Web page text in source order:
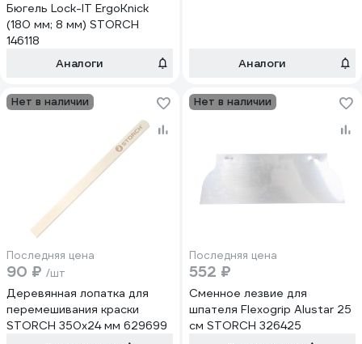
Бюгель Lock-IT ErgoKnick
(180 мм; 8 мм) STORCH
146118
Аналоги
Аналоги
Нет в наличии
Последняя цена
90 ₽ /шт
Деревянная лопатка для
перемешивания краски
STORCH 350х24 мм 629699
Нет в наличии
Последняя цена
552 ₽
Сменное лезвие для
шпателя Flexogrip Alustar 25
см STORCH 326425